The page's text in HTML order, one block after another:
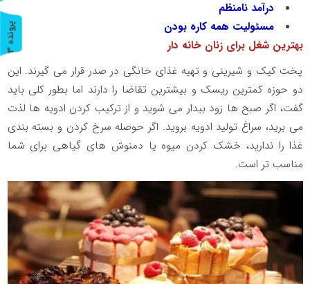
درآمد نامنظم
مسئولیت همه کاره بودن
بهترین شغل برای زنان خانه دار
پخت کیک و شیرینی و تهیه غذای خانگی در صدر قرار می گیرند. این
دو حوزه کمترین ریسک و بیشترین تقاضا را دارند اما بطور کلی باید
گفت، اگر صبح ها زود بیدار می شوید و از ترکیب کردن ادویه ها لذت
می برید، سراغ تولید ادویه بروید. اگر حوصله سرخ کردن و بسته بندی
غذا را ندارید، خشک کردن میوه یا دمنوش های گیاهی برای شما
مناسب تر است.
پ
ر
و
ن
د
ه
3